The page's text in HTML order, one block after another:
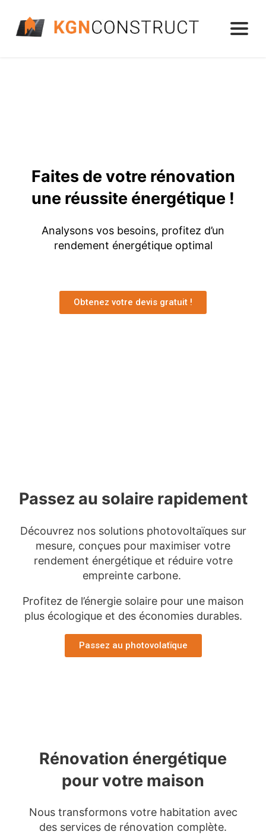
Faites de votre rénovation
une réussite énergétique !
Analysons vos besoins, profitez d’un
rendement énergétique optimal
Obtenez votre devis gratuit !
Passez au solaire rapidement
Découvrez nos solutions photovoltaïques sur
mesure, conçues pour maximiser votre
rendement énergétique et réduire votre
empreinte carbone.
Profitez de l’énergie solaire pour une maison
plus écologique et des économies durables.
Passez au photovolatïque
Rénovation énergétique
pour votre maison
Nous transformons votre habitation avec
des services de rénovation complète.